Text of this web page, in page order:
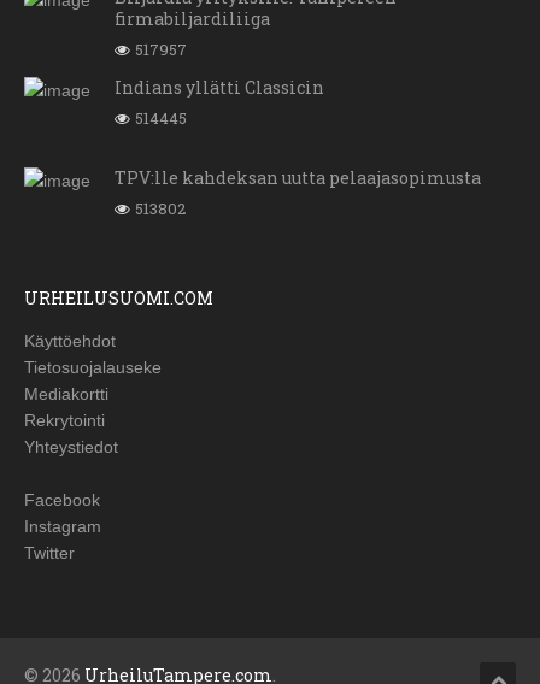
firmabiljardiliiga
517957
Indians yllätti Classicin
514445
TPV:lle kahdeksan uutta pelaajasopimusta
513802
URHEILUSUOMI.COM
Käyttöehdot
Tietosuojalauseke
Mediakortti
Rekrytointi
Yhteystiedot
Facebook
Instagram
Twitter
© 2026 UrheiluTampere.com.